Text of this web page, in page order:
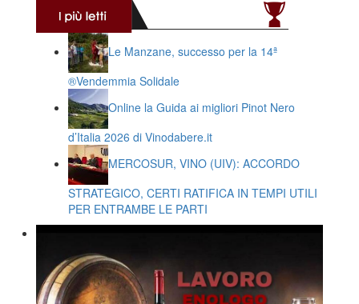
Le Manzane, successo per la 14ª
®️Vendemmia Solidale
Online la Guida ai migliori Pinot Nero
d’Italia 2026 di Vinodabere.it
MERCOSUR, VINO (UIV): ACCORDO
STRATEGICO, CERTI RATIFICA IN TEMPI UTILI
PER ENTRAMBE LE PARTI